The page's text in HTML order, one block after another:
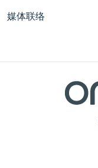
媒体联络